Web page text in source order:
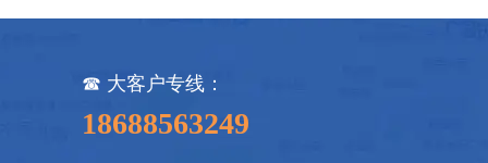
☎ 大客户专线：
18688563249